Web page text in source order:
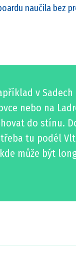
naučila bez
v Sadech
nebo na
do stínu.
tu podél
může být